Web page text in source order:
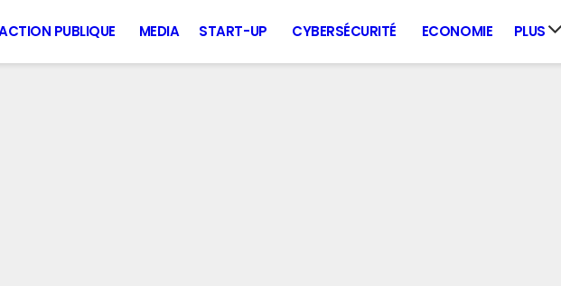
PUBLIQUE MEDIA START-UP CYBERSÉCURITÉ ECONOMIE PLUS